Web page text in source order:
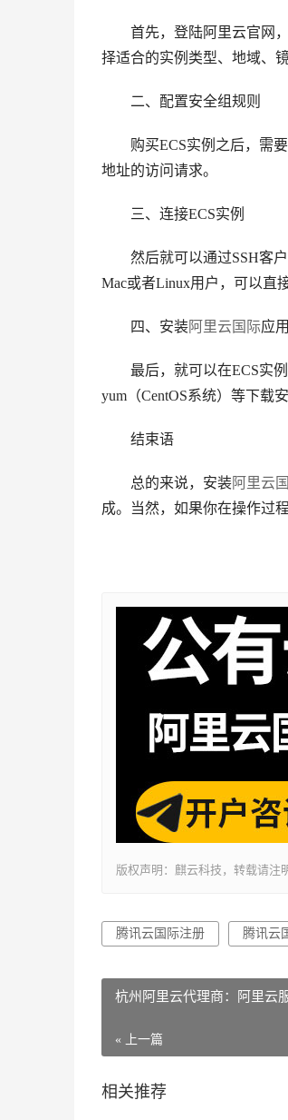
首先，登陆阿里云官网，
择适合的实例类型、地域、
二、配置安全组规则
购买ECS实例之后，需要
地址的访问请求。
三、连接ECS实例
然后就可以通过SSH客户
Mac或者Linux用户，可以直
四、安装阿里云国际应用
最后，就可以在ECS实例
yum（CentOS系统）等下载
结束语
总的来说，安装阿里云
成。当然，如果你在操作过
版权声明：麒云科技，转载请注
腾讯云国际注册 腾讯云
杭州阿里云代理商：阿里云
« 上一篇
相关推荐